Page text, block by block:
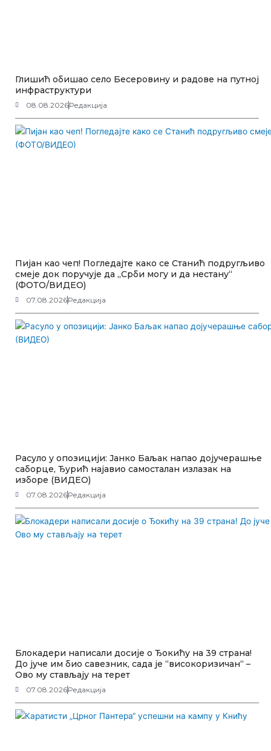
Глишић обишао село Бесеровину и радове на путној
инфраструктури
08.08.2026Редакција
Пијан као чеп! Погледајте како се Станић подругљиво
смеје док поручује да „Срби могу и да нестану“
(ФОТО/ВИДЕО)
07.08.2026Редакција
Расуло у опозицији: Јанко Баљак напао дојучерашње
саборце, Ђурић најавио самосталан излазак на
изборе (ВИДЕО)
07.08.2026Редакција
Блокадери написали досије о Ђокићу на 39 страна!
До јуче им био савезник, сада је “високоризичан“ –
Ово му стављају на терет
07.08.2026Редакција